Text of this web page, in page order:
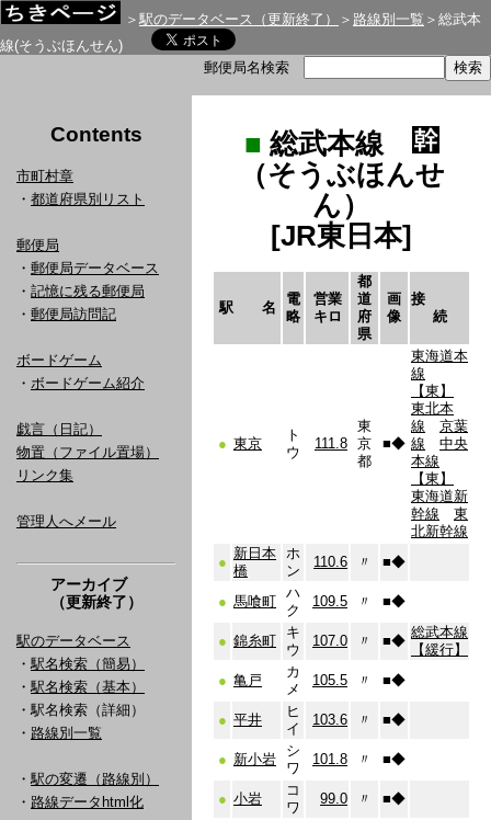
＞ 駅のデータベース（更新終了） ＞ 路線別一覧 ＞総武本
線(そうぶほんせん)
郵便局名検索
Contents
市町村章
・ 都道府県別リスト
郵便局
・ 郵便局データベース
・ 記憶に残る郵便局
・ 郵便局訪問記
ボードゲーム
・ ボードゲーム紹介
戯言（日記）
物置（ファイル置場）
リンク集
管理人へメール
アーカイブ
（更新終了）
駅のデータベース
・ 駅名検索（簡易）
・ 駅名検索（基本）
・駅名検索（詳細）
・ 路線別一覧
・ 駅の変遷（路線別）
・ 路線データhtml化
■ 総武本線
（そうぶほんせ
ん）
[JR東日本]
駅 名
電
略
営業
キロ
都
道
府
県
画
像
接
続
● 東京
ト
ウ
111.8
東
京
都
■◆
東海道本
線
【東】
東北本
線
京葉
線
中央
本線
【東】
東海道新
幹線
東
北新幹線
●
新日本
橋
ホ
ン
110.6 〃 ■◆
● 馬喰町
ハ
ク
109.5 〃 ■◆
● 錦糸町
キ
ウ
107.0 〃 ■◆
総武本線
【緩行】
● 亀戸
カ
メ
105.5 〃 ■◆
● 平井
ヒ
イ
103.6 〃 ■◆
● 新小岩
シ
ワ
101.8 〃 ■◆
● 小岩
コ
ワ
99.0 〃 ■◆